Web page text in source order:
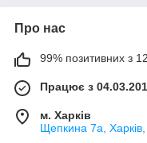
Про нас
99% позитивних з
Працює з
м. Харків
Щепкина 7а, Харків,